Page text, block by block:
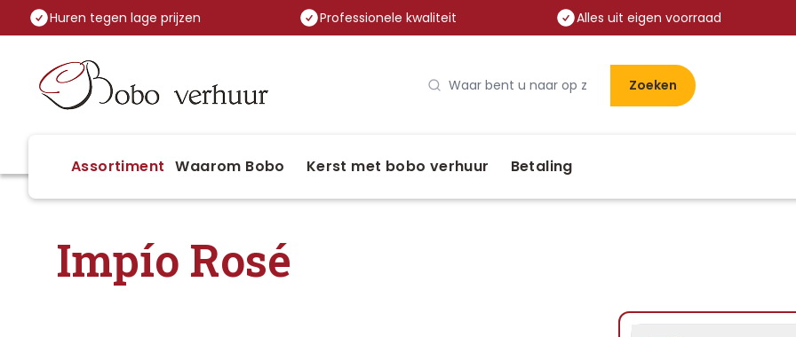
Huren tegen lage prijzen Professionele kwaliteit Alles uit eigen voorraad
Zoeken
Assortiment Waarom Bobo Kerst met bobo verhuur Betaling
Impío Rosé